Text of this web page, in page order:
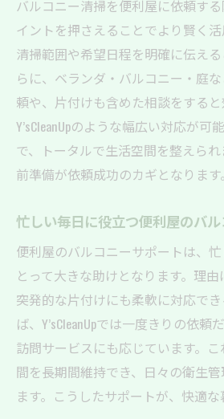
バルコニー清掃を便利屋に依頼す
イントを押さえることでより賢く活
清掃範囲や希望日程を明確に伝え
らに、ベランダ・バルコニー・庭
頼や、片付けも含めた相談をすると
Y’sCleanUpのような幅広い対応が可
で、トータルで生活空間を整えら
前準備が依頼成功のカギとなります。
忙しい毎日に役立つ便利屋のバ
便利屋のバルコニーサポートは、
とって大きな助けとなります。理
突発的な片付けにも柔軟に対応で
ば、Y’sCleanUpでは一度きりの依
訪問サービスにも応じています。
間を長期間維持でき、日々の衛生
ます。こうしたサポートが、快適な